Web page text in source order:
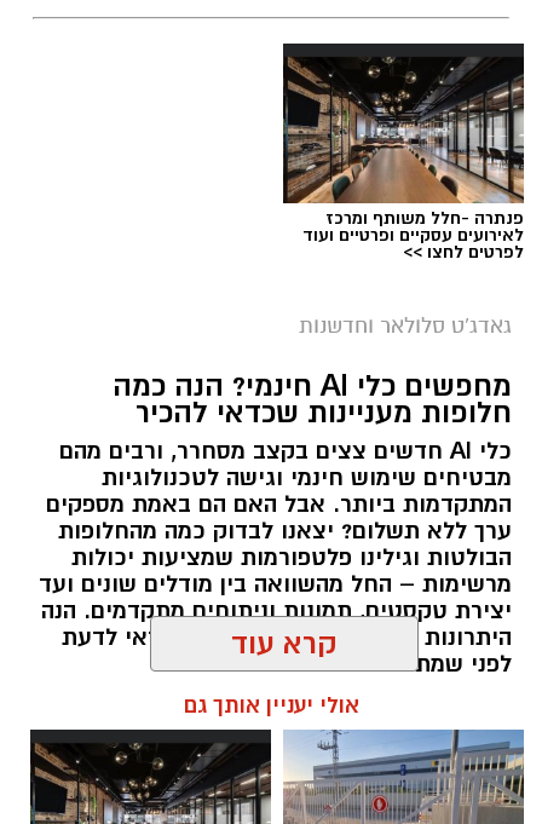
פנתרה -חלל משותף ומרכז
לאירועים עסקיים ופרטיים ועוד
לפרטים לחצו >>
גאדג'ט סלולאר וחדשנות
מחפשים כלי AI חינמי? הנה כמה
חלופות מעניינות שכדאי להכיר
כלי AI חדשים צצים בקצב מסחרר, ורבים מהם
מבטיחים שימוש חינמי וגישה לטכנולוגיות
המתקדמות ביותר. אבל האם הם באמת מספקים
ערך ללא תשלום? יצאנו לבדוק כמה מהחלופות
הבולטות וגילינו פלטפורמות שמציעות יכולות
מרשימות – החל מהשוואה בין מודלים שונים ועד
יצירת טקסטים, תמונות וניתוחים מתקדמים. הנה
היתרונות הבולטים של כל כלי ומה כדאי לדעת
לפני שמתחילים להשתמש בו.
קרא עוד
אולי יעניין אותך גם